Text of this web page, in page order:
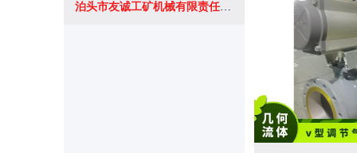
泊头市友诚工矿机械有限责任公司